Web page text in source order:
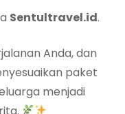
Sentultravel.id.
Anda, dan
paket
menjadi